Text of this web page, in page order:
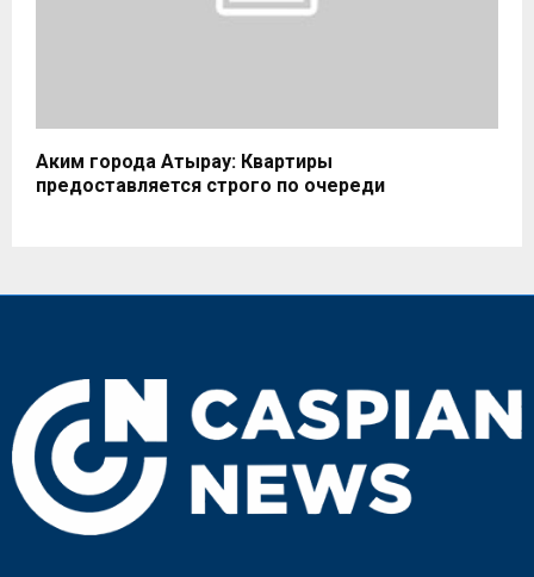
Аким города Атырау: Квартиры
предоставляется строго по очереди